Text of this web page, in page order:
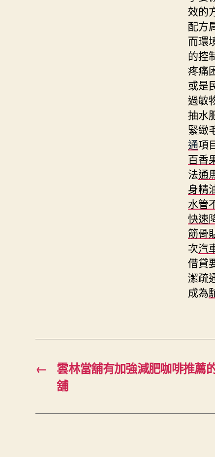
效的
配方
而環
的控
疼痛
或是
過敏
抽水
緊緻
通項
百香
法通
身精
水管
快速
筋骨
次汽
借貸
潔疏
成為
←
雲林當舖有加強減肥咖啡推薦
舖